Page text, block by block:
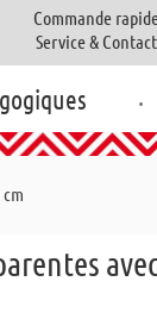
Commande
Service & Contact
.